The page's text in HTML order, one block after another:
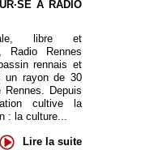
À RADIO
libre et
Radio Rennes
rennais et
un rayon de 30
Rennes. Depuis
cultive la
: la culture...
Lire la suite